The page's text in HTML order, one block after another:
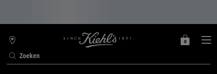
Zoeken
WINKELZOEKER
MIJN
0
0 PRODUCT